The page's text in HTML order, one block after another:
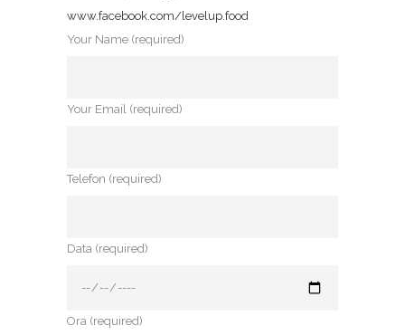
www.facebook.com/levelup.food
Your Name (required)
Your Email (required)
Telefon (required)
Data (required)
Ora (required)